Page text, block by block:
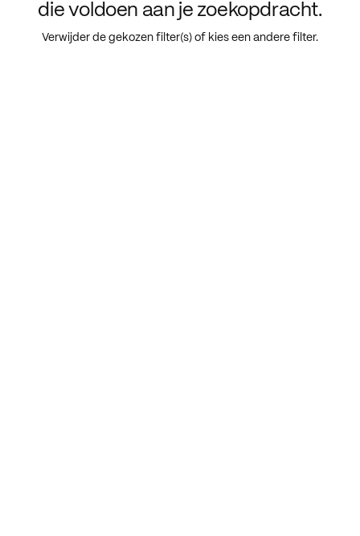
die voldoen aan je zoekopdracht.
Verwijder de gekozen filter(s) of kies een andere filter.